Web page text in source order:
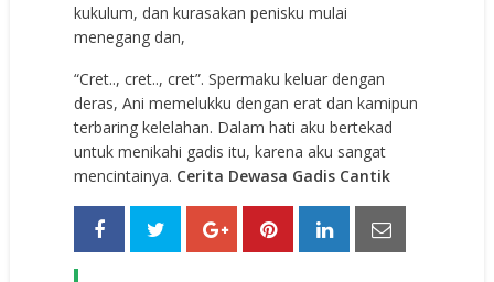
kukulum, dan kurasakan penisku mulai
menegang dan,
“Cret.., cret.., cret”. Spermaku keluar dengan
deras, Ani memelukku dengan erat dan kamipun
terbaring kelelahan. Dalam hati aku bertekad
untuk menikahi gadis itu, karena aku sangat
mencintainya. Cerita Dewasa Gadis Cantik